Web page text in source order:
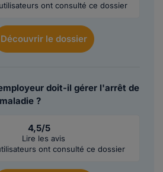
utilisateurs ont consulté ce dossier
Découvrirle dossier
doit-il gérer l'arrêt de
?
4,5/5
Lire les avis
ont consulté ce dossier